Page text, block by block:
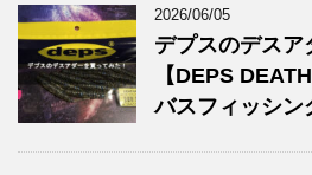
2026/06/05
デプスのデスア
【DEPS
バスフィッシン